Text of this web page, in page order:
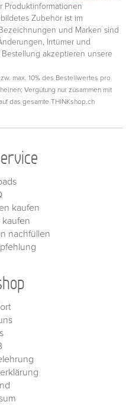
Produktinformationen
Zubehör ist im
und Marken sind
Irrtümer und
akzeptieren unsere
max. 10% des Bestellwertes pro
Vergütung nur zusammen mit
das gesamte THINKshop.ch
kaufen
kaufen
nachfüllen